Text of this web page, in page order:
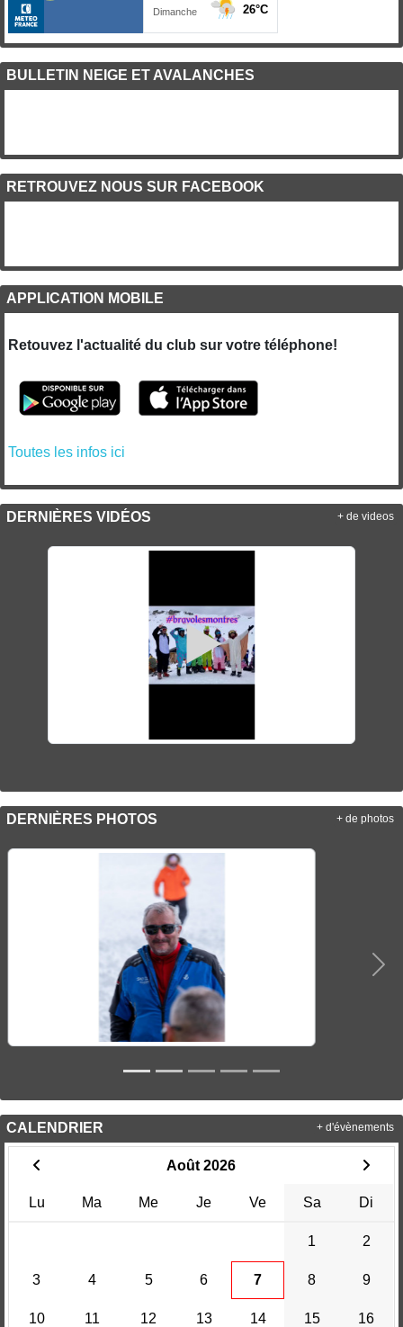
BULLETIN NEIGE ET AVALANCHES
RETROUVEZ NOUS SUR FACEBOOK
APPLICATION MOBILE
Retouvez l'actualité du club sur votre téléphone!
Toutes les infos ici
DERNIÈRES VIDÉOS + de videos
DERNIÈRES PHOTOS + de photos
CALENDRIER
Août 2026
Lu Ma Me Je Ve Sa Di
1 2
3 4 5 6 7 8 9
10 11 12 13 14 15 16
+ d'évènements